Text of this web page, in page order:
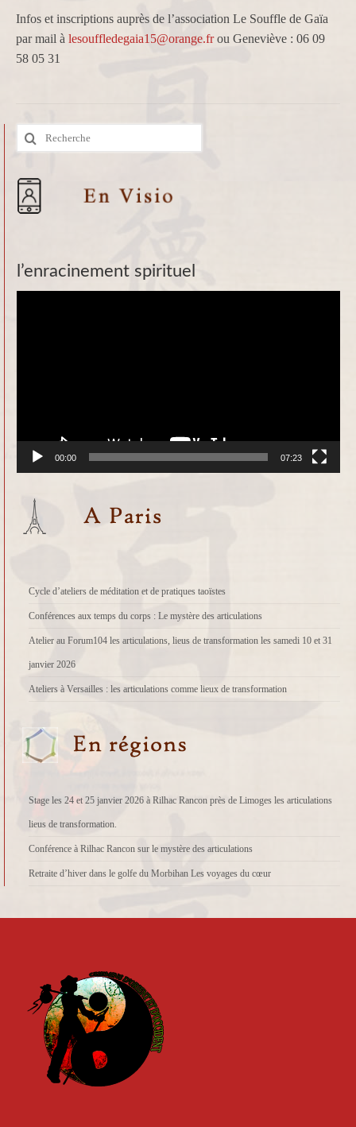
Infos et inscriptions auprès de l’association Le Souffle de Gaïa
par mail à lesouffledegaia15@orange.frou Geneviève : 06 09
58 05 31
Rechercher
:
l’enracinement spirituel
00:00 07:23
Cycle d’ateliers de méditation et de pratiques taoïstes
Conférences aux temps du corps : Le mystère des articulations
Atelier au Forum104 les articulations, lieus de transformation les samedi 10 et 31
janvier 2026
Ateliers à Versailles : les articulations comme lieux de transformation
Stage les 24 et 25 janvier 2026 à Rilhac Rancon près de Limoges les articulations
lieus de transformation.
Conférence à Rilhac Rancon sur le mystère des articulations
Retraite d’hiver dans le golfe du Morbihan Les voyages du cœur